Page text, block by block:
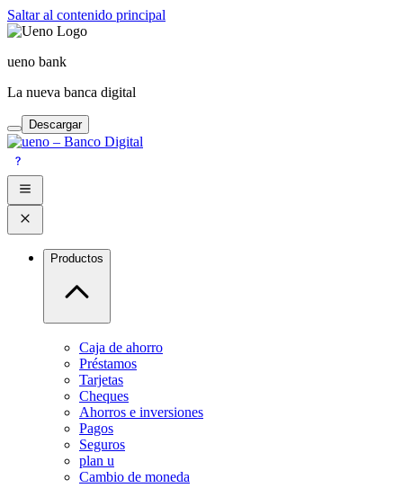
Saltar al contenido principal
ueno bank
La nueva banca digital
Descargar
Productos
Caja de ahorro
Préstamos
Tarjetas
Cheques
Ahorros e inversiones
Pagos
Seguros
plan u
Cambio de moneda